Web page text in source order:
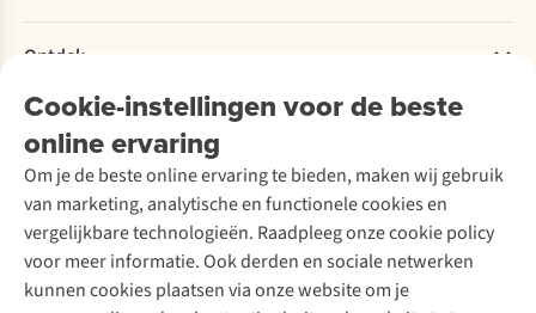
Cookie-instellingen voor de beste
online ervaring
Om je de beste online ervaring te bieden, maken wij gebruik
van marketing, analytische en functionele cookies en
vergelijkbare technologieën. Raadpleeg onze cookie policy
voor meer informatie. Ook derden en sociale netwerken
kunnen cookies plaatsen via onze website om je
Retourneren
Bestelling herroepen
Garantie
Contact
Verantwoord ondernemen
Over Ayacucho
Over A.S.Adventure
Toegankelijkheidsverklaring
Ski-onderhoud
Wasservice
Schoenonderhoud
Schoenherstelling
Kledingherstelling
Retouches
Voor bedrijven
Ontdek
A.S.Magazine
Podcast
Explore Academy
Explore Camp
Gear Check
Inspiratie & advies
Meld je aan voor de nieuwsbrief
Follow us